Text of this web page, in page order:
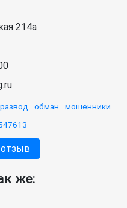
214а
развод обман
мошенники
отзыв
же: